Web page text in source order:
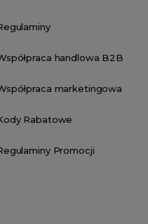
handlowa B2B
marketingowa
Rabatowe
Promocji